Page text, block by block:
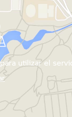
utilizar el